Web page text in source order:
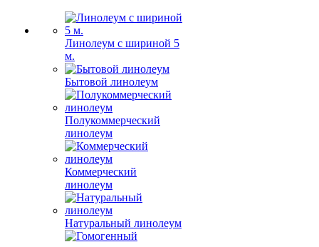
Линолеум с шириной 5
м.
Бытовой линолеум
Полукоммерческий
линолеум
Коммерческий
линолеум
Натуральный линолеум